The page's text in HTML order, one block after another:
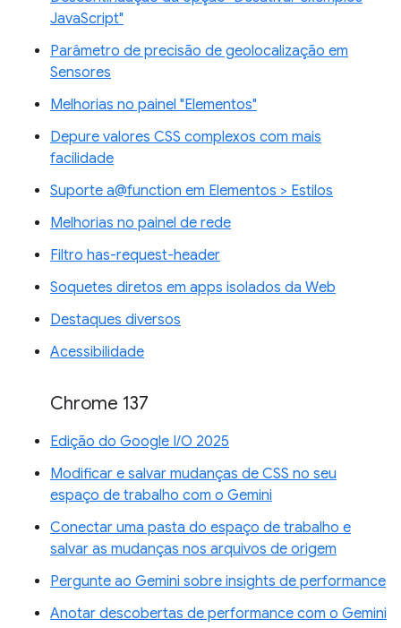
JavaScript"
Parâmetro de precisão de geolocalização em
Sensores
Melhorias no painel "Elementos"
Depure valores CSS complexos com mais
facilidade
Suporte a@function em Elementos > Estilos
Melhorias no painel de rede
Filtro has-request-header
Soquetes diretos em apps isolados da Web
Destaques diversos
Acessibilidade
Chrome 137
Edição do Google I/O 2025
Modificar e salvar mudanças de CSS no seu
espaço de trabalho com o Gemini
Conectar uma pasta do espaço de trabalho e
salvar as mudanças nos arquivos de origem
Pergunte ao Gemini sobre insights de performance
Anotar descobertas de performance com o Gemini